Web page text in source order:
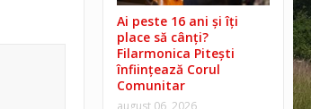
Ai peste 16 ani și îți
place să cânți?
Filarmonica Pitești
înființează Corul
Comunitar